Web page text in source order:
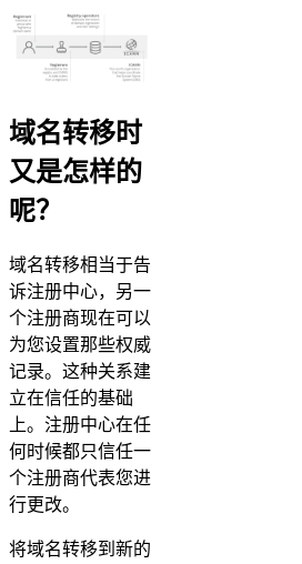
域名转移时
又是怎样的
呢？
域名转移相当于告
诉注册中心，另一
个注册商现在可以
为您设置那些权威
记录。这种关系建
立在信任的基础
上。注册中心在任
何时候都只信任一
个注册商代表您进
行更改。
将域名转移到新的